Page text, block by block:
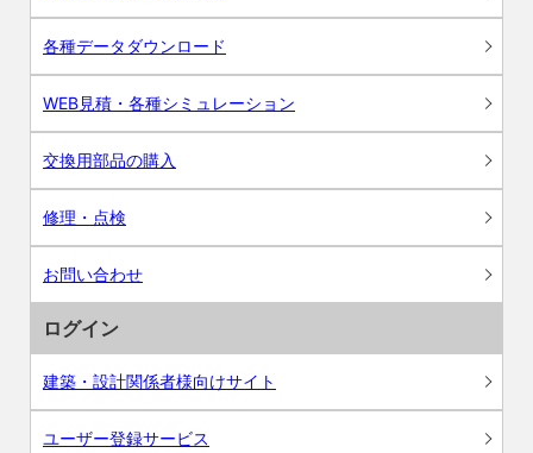
各種データダウンロード
WEB見積・各種シミュレーション
交換用部品の購入
修理・点検
お問い合わせ
ログイン
建築・設計関係者様向けサイト
ユーザー登録サービス